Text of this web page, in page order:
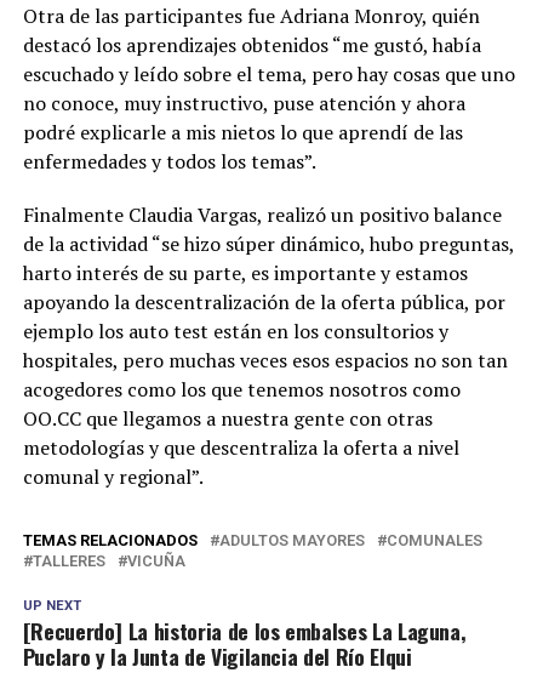
Otra de las participantes fue Adriana Monroy, quién
destacó los aprendizajes obtenidos “me gustó, había
escuchado y leído sobre el tema, pero hay cosas que uno
no conoce, muy instructivo, puse atención y ahora
podré explicarle a mis nietos lo que aprendí de las
enfermedades y todos los temas”.
Finalmente Claudia Vargas, realizó un positivo balance
de la actividad “se hizo súper dinámico, hubo preguntas,
harto interés de su parte, es importante y estamos
apoyando la descentralización de la oferta pública, por
ejemplo los auto test están en los consultorios y
hospitales, pero muchas veces esos espacios no son tan
acogedores como los que tenemos nosotros como
OO.CC que llegamos a nuestra gente con otras
metodologías y que descentraliza la oferta a nivel
comunal y regional”.
TEMAS RELACIONADOS ADULTOS MAYORES
COMUNALES
TALLERES
VICUÑA
UP NEXT
[Recuerdo] La historia de los embalses La Laguna,
Puclaro y la Junta de Vigilancia del Río Elqui